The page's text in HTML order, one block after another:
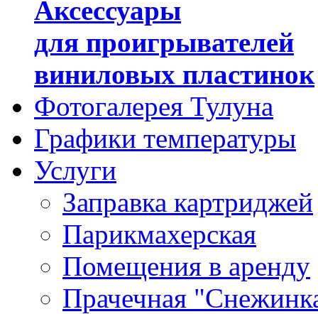
Аксессуары
для проигрывателей
виниловых пластинок
Фотогалерея Тулуна
Графики температуры
Услуги
Заправка картриджей
Парикмахерская
Помещения в аренду
Прачечная